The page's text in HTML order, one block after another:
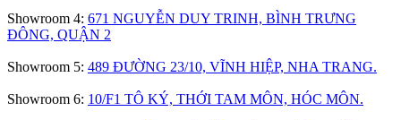
Showroom 4: 671 NGUYỄN DUY TRINH, BÌNH TRƯNG
ĐÔNG, QUẬN 2
Showroom 5: 489 ĐƯỜNG 23/10, VĨNH HIỆP, NHA TRANG.
Showroom 6: 10/F1 TÔ KÝ, THỚI TAM MÔN, HÓC MÔN.